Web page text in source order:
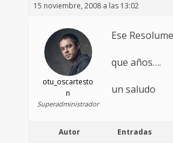
15 noviembre, 2008 a las 13:02
otu_oscartesto
n
Superadministrador
Ese
que años….
un saludo
Autor Entradas